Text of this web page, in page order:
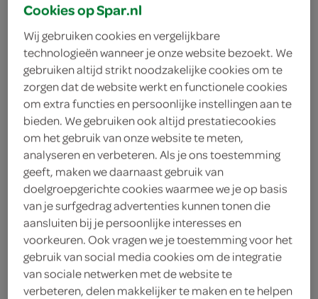
Always maandverband ultra
8 Stuks
3.29 kies je SPAR
Libresse Maandverband
Normaal
16 Stuks
3.29 kies je SPAR
Cookies op Spar.nl
Wij gebruiken cookies en vergelijkbare
technologieën wanneer je onze website bezoekt. We
gebruiken altijd strikt noodzakelijke cookies om te
zorgen dat de website werkt en functionele cookies
om extra functies en persoonlijke instellingen aan te
bieden. We gebruiken ook altijd prestatiecookies
om het gebruik van onze website te meten,
analyseren en verbeteren. Als je ons toestemming
geeft, maken we daarnaast gebruik van
doelgroepgerichte cookies waarmee we je op basis
van je surfgedrag advertenties kunnen tonen die
aansluiten bij je persoonlijke interesses en
voorkeuren. Ook vragen we je toestemming voor het
gebruik van social media cookies om de integratie
van sociale netwerken met de website te
verbeteren, delen makkelijker te maken en te helpen